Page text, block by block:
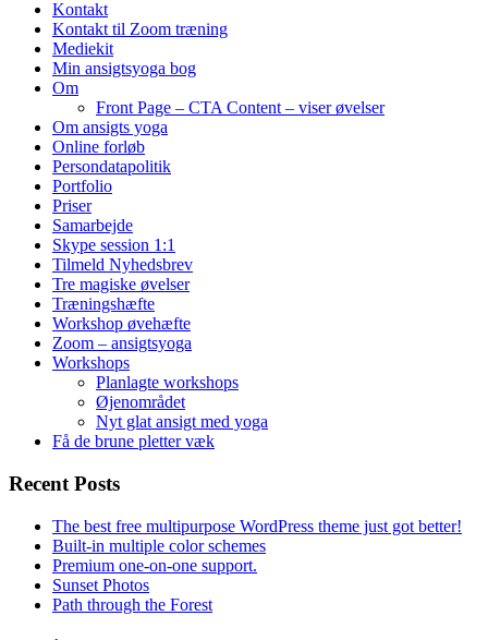
Kontakt
Kontakt til Zoom træning
Mediekit
Min ansigtsyoga bog
Om
Front Page – CTA Content – viser øvelser
Om ansigts yoga
Online forløb
Persondatapolitik
Portfolio
Priser
Samarbejde
Skype session 1:1
Tilmeld Nyhedsbrev
Tre magiske øvelser
Træningshæfte
Workshop øvehæfte
Zoom – ansigtsyoga
Workshops
Planlagte workshops
Øjenområdet
Nyt glat ansigt med yoga
Få de brune pletter væk
Recent Posts
The best free multipurpose WordPress theme just got better!
Built-in multiple color schemes
Premium one-on-one support.
Sunset Photos
Path through the Forest